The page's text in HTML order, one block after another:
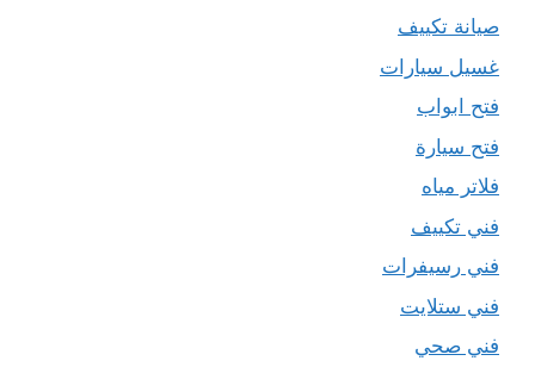
صيانة تكييف
غسيل سيارات
فتح ابواب
فتح سيارة
فلاتر مياه
فني تكييف
فني رسيفرات
فني ستلايت
فني صحي